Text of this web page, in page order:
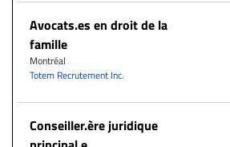
Avocats.es en droit de la
famille
Montréal
Totem Recrutement Inc.
Conseiller.ère juridique